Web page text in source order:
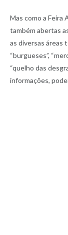
Mas como a Feira
também abertas
as diversas áreas
“burgueses”,
“quelho das
informações,